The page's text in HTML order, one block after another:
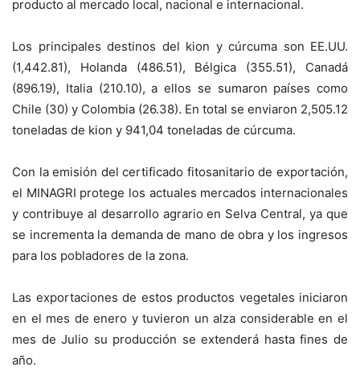
producto al mercado local, nacional e internacional.
Los principales destinos del kion y cúrcuma son EE.UU.
(1,442.81), Holanda (486.51), Bélgica (355.51), Canadá
(896.19), Italia (210.10), a ellos se sumaron países como
Chile (30) y Colombia (26.38). En total se enviaron 2,505.12
toneladas de kion y 941,04 toneladas de cúrcuma.
Con la emisión del certificado fitosanitario de exportación,
el MINAGRI protege los actuales mercados internacionales
y contribuye al desarrollo agrario en Selva Central, ya que
se incrementa la demanda de mano de obra y los ingresos
para los pobladores de la zona.
Las exportaciones de estos productos vegetales iniciaron
en el mes de enero y tuvieron un alza considerable en el
mes de Julio su producción se extenderá hasta fines de
año.